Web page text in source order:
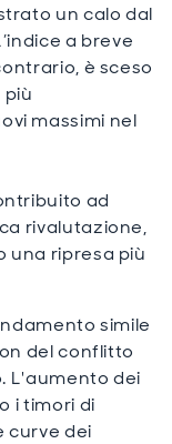
un calo dal
a breve
è sceso
più
massimi nel
ad
rivalutazione,
una ripresa più
simile
del conflitto
L'aumento dei
i timori di
curve dei